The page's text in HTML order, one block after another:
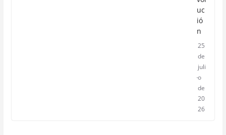
uc
ió
n
25
de
juli
o
de
20
26